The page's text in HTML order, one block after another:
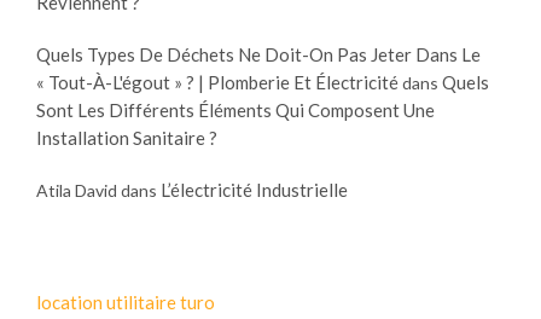
Quels Types De Déchets Ne Doit-On Pas Jeter Dans Le
« Tout-À-L'égout » ? | Plomberie Et Électricitédans Quels
Sont Les Différents Éléments Qui Composent Une
Installation Sanitaire ?
Atila David dans L’électricité Industrielle
location utilitaire turo